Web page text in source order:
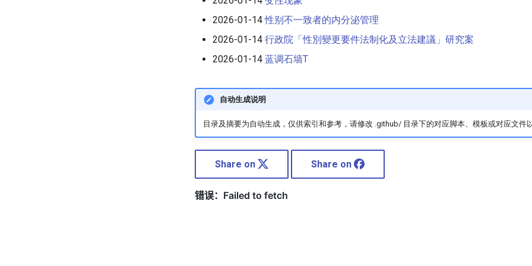
2026-01-14性别不一致者的内分泌管理
2026-01-14 行政院「性別變更要件法制化及立法建議」研究案
2026-01-14 蓝调石墙T
自动生成说明
目录及摘要为自动生成，仅供索引和参考，请修改 .github/ 目录下的对应脚本、模板或对应文件
Share on Share on